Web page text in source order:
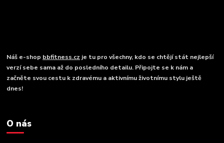
Náš e-shop bbfitness.cz je tu pro všechny, kdo se chtějí stát nejlepší
verzí sebe sama až do posledního detailu. Připojte se k nám a
začněte svou cestu k zdravému a aktivnímu životnímu stylu ještě
dnes!
O nás